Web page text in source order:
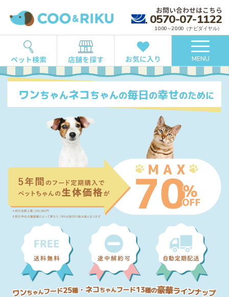
お問い合わせはこちら
0570-07-1122
10:00～20:00（ナビダイヤル）
ペット検索 店舗を探す お気に入り MENU